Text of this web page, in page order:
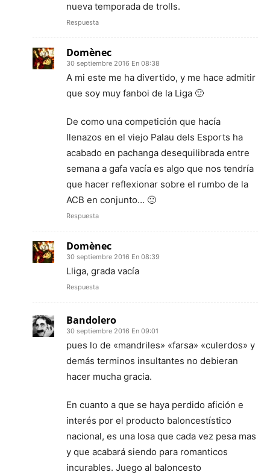
nueva temporada de trolls.
Respuesta
Domènec
30 septiembre 2016 En 08:38
A mi este me ha divertido, y me hace admitir
que soy muy fanboi de la Liga 🙂
De como una competición que hacía
llenazos en el viejo Palau dels Esports ha
acabado en pachanga desequilibrada entre
semana a gafa vacía es algo que nos tendría
que hacer reflexionar sobre el rumbo de la
ACB en conjunto… 🙁
Respuesta
Domènec
30 septiembre 2016 En 08:39
Lliga, grada vacía
Respuesta
Bandolero
30 septiembre 2016 En 09:01
pues lo de «mandriles» «farsa» «culerdos» y
demás terminos insultantes no debieran
hacer mucha gracia.
En cuanto a que se haya perdido afición e
interés por el producto baloncestístico
nacional, es una losa que cada vez pesa mas
y que acabará siendo para romanticos
incurables. Juego al baloncesto